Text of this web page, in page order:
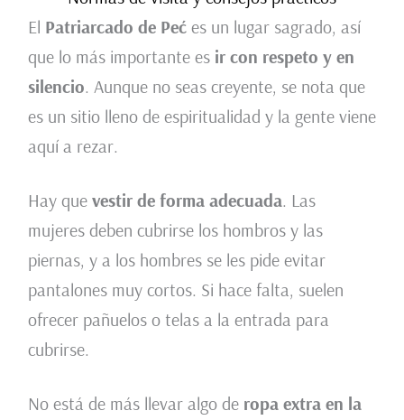
El Patriarcado de Pećes un lugar sagrado, así
que lo más importante es ir con respeto y en
silencio. Aunque no seas creyente, se nota que
es un sitio lleno de espiritualidad y la gente viene
aquí a rezar.
Hay que vestir de forma adecuada. Las
mujeres deben cubrirse los hombros y las
piernas, y a los hombres se les pide evitar
pantalones muy cortos. Si hace falta, suelen
ofrecer pañuelos o telas a la entrada para
cubrirse.
No está de más llevar algo de ropa extra en la